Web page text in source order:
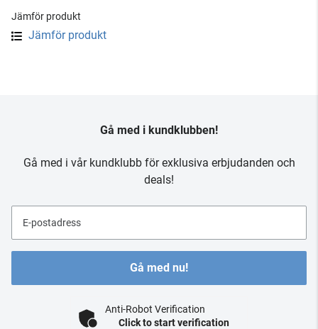
Jämför produkt
Jämför produkt
Gå med i kundklubben!
Gå med i vår kundklubb för exklusiva erbjudanden och
deals!
E-postadress
Gå med nu!
Anti-Robot Verification
Click to start verification